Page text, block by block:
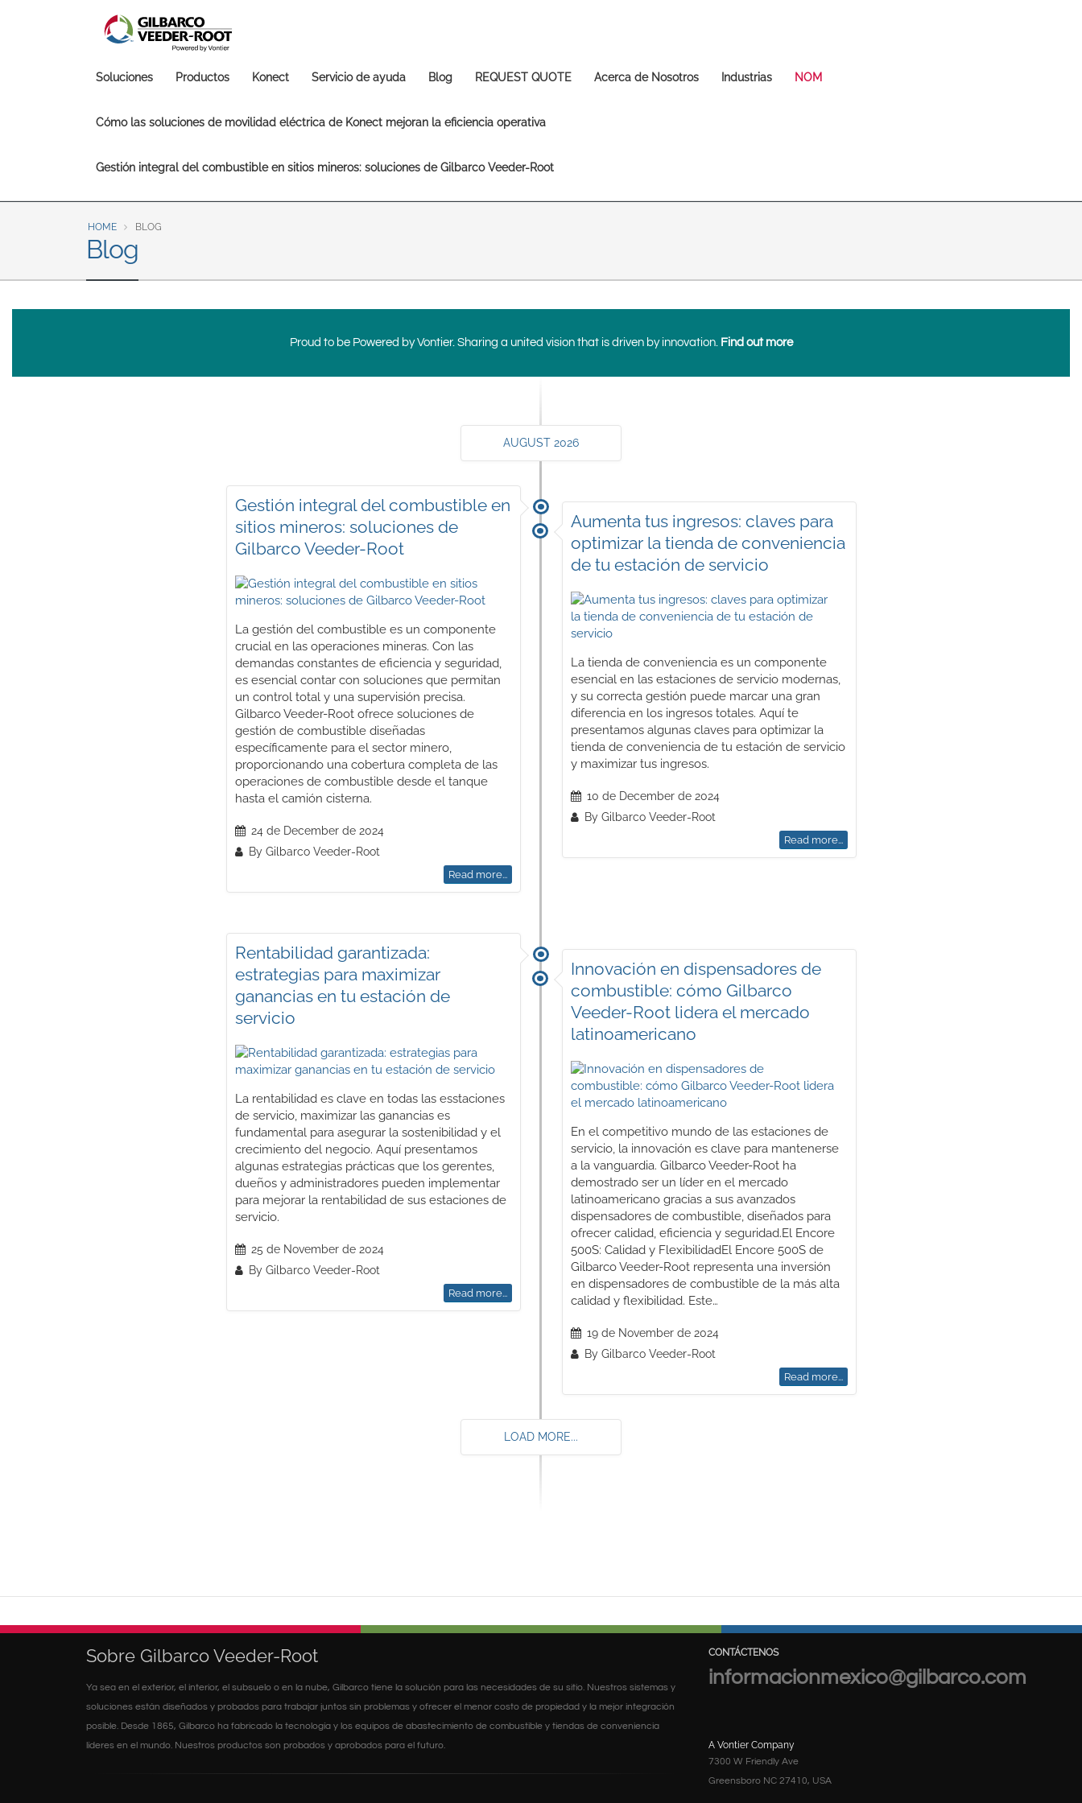
North America
United States Canada
Latin America
Português
Español
Français
Italiano Magyar
Norsk
India
Main
navigation
Soluciones Productos Konect Servicio de ayuda Blog REQUEST QUOTE Acerca de Nosotros Industrias NOM
Cómo las soluciones de movilidad eléctrica de Konect mejoran la eficiencia operativa
Gestión integral del combustible en sitios mineros: soluciones de Gilbarco Veeder-Root
HOME BLOG
Blog
Proud to be Powered by Vontier. Sharing a united vision that is driven by innovation. Find out more
AUGUST 2026
Gestión integral del combustible en
sitios mineros: soluciones de
Gilbarco Veeder-Root
La gestión del combustible es un componente
crucial en las operaciones mineras. Con las
demandas constantes de eficiencia y seguridad,
es esencial contar con soluciones que permitan
un control total y una supervisión precisa.
Gilbarco Veeder-Root ofrece soluciones de
gestión de combustible diseñadas
específicamente para el sector minero,
proporcionando una cobertura completa de las
operaciones de combustible desde el tanque
hasta el camión cisterna.
24 de December de 2024
By Gilbarco Veeder-Root
Read more...
Aumenta tus ingresos: claves para
optimizar la tienda de conveniencia
de tu estación de servicio
La tienda de conveniencia es un componente
esencial en las estaciones de servicio modernas,
y su correcta gestión puede marcar una gran
diferencia en los ingresos totales. Aquí te
presentamos algunas claves para optimizar la
tienda de conveniencia de tu estación de servicio
y maximizar tus ingresos.
10 de December de 2024
By Gilbarco Veeder-Root
Read more...
Rentabilidad garantizada:
estrategias para maximizar
ganancias en tu estación de
servicio
La rentabilidad es clave en todas las esstaciones
de servicio, maximizar las ganancias es
fundamental para asegurar la sostenibilidad y el
crecimiento del negocio. Aquí presentamos
algunas estrategias prácticas que los gerentes,
dueños y administradores pueden implementar
para mejorar la rentabilidad de sus estaciones de
servicio.
25 de November de 2024
By Gilbarco Veeder-Root
Read more...
Innovación en dispensadores de
combustible: cómo Gilbarco
Veeder-Root lidera el mercado
latinoamericano
En el competitivo mundo de las estaciones de
servicio, la innovación es clave para mantenerse
a la vanguardia. Gilbarco Veeder-Root ha
demostrado ser un líder en el mercado
latinoamericano gracias a sus avanzados
dispensadores de combustible, diseñados para
ofrecer calidad, eficiencia y seguridad.El Encore
500S: Calidad y FlexibilidadEl Encore 500S de
Gilbarco Veeder-Root representa una inversión
en dispensadores de combustible de la más alta
calidad y flexibilidad. Este…
19 de November de 2024
By Gilbarco Veeder-Root
Read more...
LOAD MORE...
Sobre Gilbarco Veeder-Root
Ya sea en el exterior, el interior, el subsuelo o en la nube, Gilbarco tiene la solución para las necesidades de su sitio. Nuestros sistemas y
soluciones están diseñados y probados para trabajar juntos sin problemas y ofrecer el menor costo de propiedad y la mejor integración
posible. Desde 1865, Gilbarco ha fabricado la tecnología y los equipos de abastecimiento de combustible y tiendas de conveniencia
líderes en el mundo. Nuestros productos son probados y aprobados para el futuro.
CONTÁCTENOS
informacionmexico@gilbarco.com
A Vontier Company
7300 W Friendly Ave
Greensboro NC 27410, USA